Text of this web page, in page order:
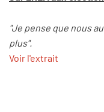
"Je pense que nous
plus".
Voir l'extrait